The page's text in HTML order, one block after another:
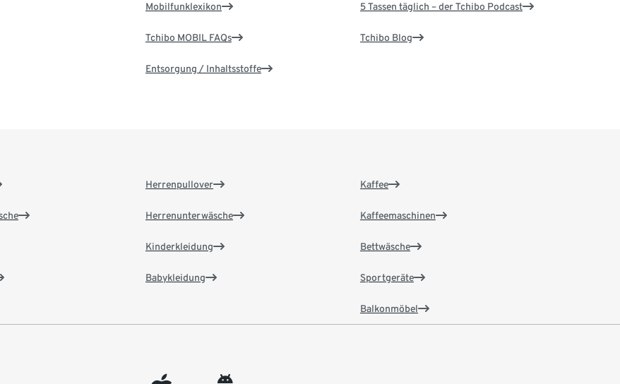
Mobilfunklexikon
Tchibo MOBIL FAQs
Entsorgung / Inhaltsstoffe
5 Tassen täglich – der Tchibo Podcast
Tchibo Blog
Herrenpullover
Herrenunterwäsche
Kinderkleidung
Babykleidung
Kaffee
Kaffeemaschinen
Bettwäsche
Sportgeräte
Balkonmöbel